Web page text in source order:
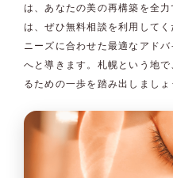
は、あなたの美の再構築を全
は、ぜひ無料相談を利用して
ニーズに合わせた最適なアド
へと導きます。札幌という地
るための一歩を踏み出しましょ